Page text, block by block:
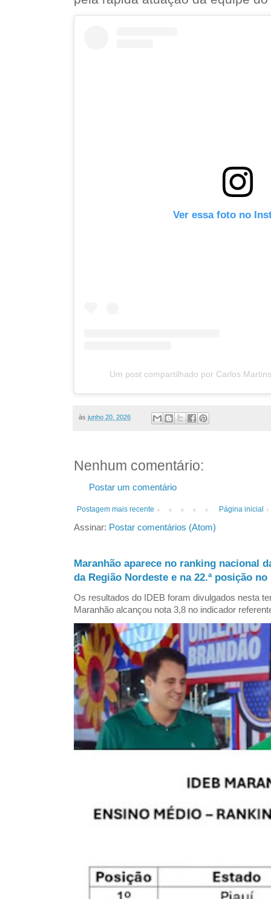
Ver essa foto no
Um post compartilhado por Carlos
às junho 20, 2026
Nenhum comentário:
Postar um comentário
Postagem mais recente Página inicial
Assinar: Postar comentários (Atom)
Maranhão aparece no ranking nacional
da Região Nordeste e na 22.ª posição
Os resultados do IDEB foram divulgados nesta
Maranhão alcançou nota 3,8 no indicador